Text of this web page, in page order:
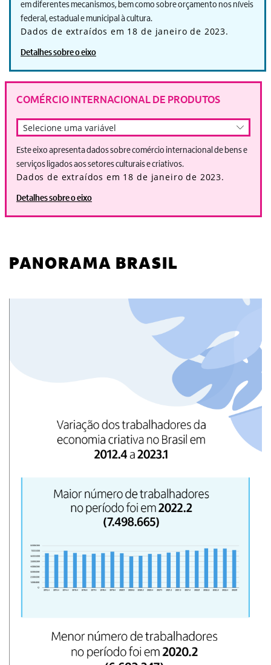
em diferentes mecanismos, bem como sobre orçamento nos níveis
federal, estadual e municipal à cultura.
Dados de extraídos em 18 de janeiro de 2023.
Detalhes sobre o eixo
COMÉRCIO INTERNACIONAL DE PRODUTOS
Selecione uma variável
Este eixo apresenta dados sobre comércio internacional de bens e
serviços ligados aos setores culturais e criativos.
Dados de extraídos em 18 de janeiro de 2023.
Detalhes sobre o eixo
PANORAMA BRASIL